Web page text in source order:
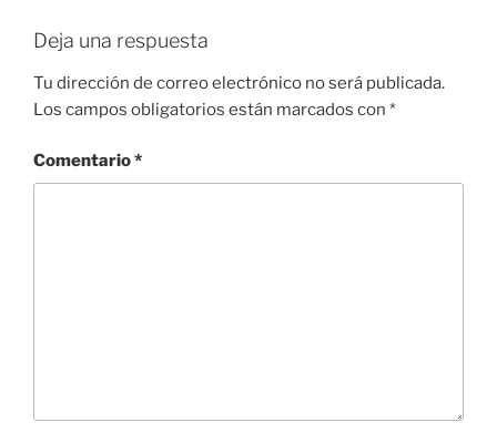
Deja una respuesta
Tu dirección de correo electrónico no será publicada.
Los campos obligatorios están marcados con *
Comentario*